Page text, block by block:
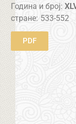
Година и број:
стране: 533-552
PDF